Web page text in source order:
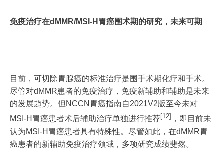
免疫治疗在dMMR/MSI-H胃癌围术期的研究，未来可期
目前，可切除胃腺癌的标准治疗是围手术期化疗和手术。
尽管对dMMR患者的免疫治疗，免疫新辅助和辅助是未来
的发展趋势。但NCCN胃癌指南自2021V2版至今未对
MSI-H胃癌患者术后辅助治疗单独进行推荐[12] ，即目前未
认为MSI-H胃癌患者具有特殊性。尽管如此，在dMMR胃
癌患者的新辅助免疫治疗领域，多项研究成绩斐然。